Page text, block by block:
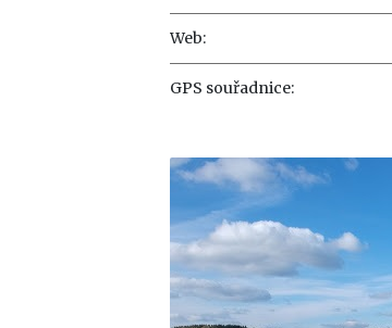
Web:
GPS souřadnice: